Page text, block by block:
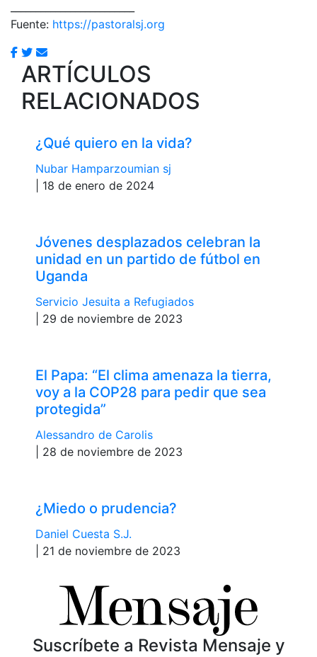
Fuente: https://pastoralsj.org
ARTÍCULOS
RELACIONADOS
¿Qué quiero en la vida?
Nubar Hamparzoumian sj
| 18 de enero de 2024
Jóvenes desplazados celebran la
unidad en un partido de fútbol en
Uganda
Servicio Jesuita a Refugiados
| 29 de noviembre de 2023
El Papa: “El clima amenaza la tierra,
voy a la COP28 para pedir que sea
protegida”
Alessandro de Carolis
| 28 de noviembre de 2023
¿Miedo o prudencia?
Daniel Cuesta S.J.
| 21 de noviembre de 2023
Suscríbete a Revista Mensaje y